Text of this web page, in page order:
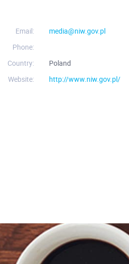
Email:
media@niw.gov.pl
Phone:
Country:
Poland
Website:
http://www.niw.gov.pl/